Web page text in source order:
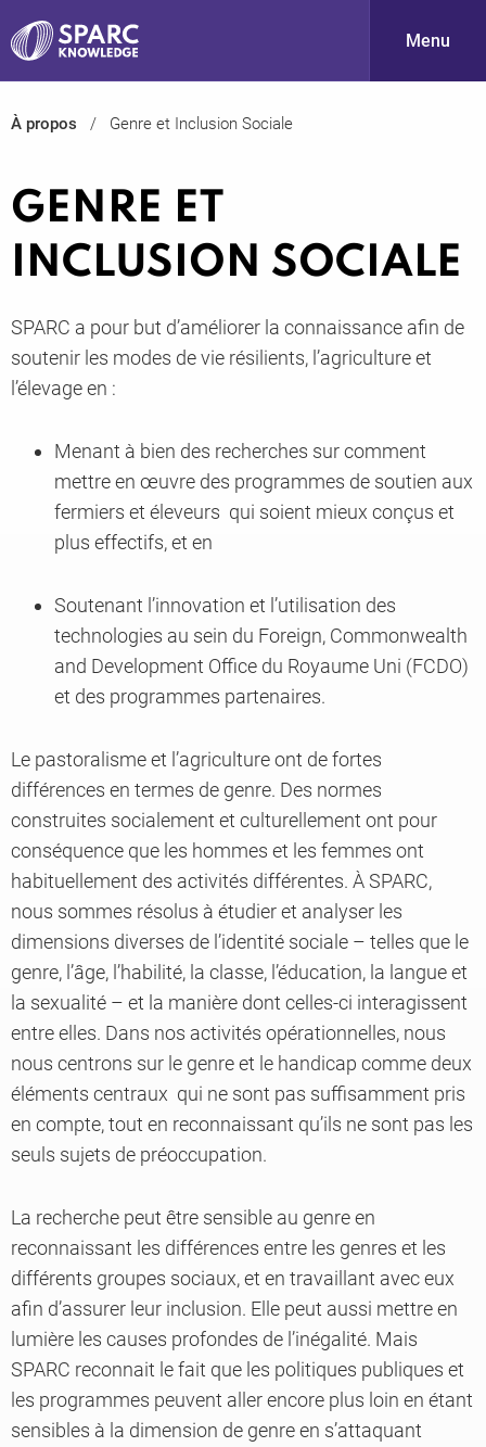
S
Menu
À propos Genre et Inclusion Sociale
GENRE ET
INCLUSION SOCIALE
SPARC a pour but d’améliorer la connaissance afin de
soutenir les modes de vie résilients, l’agriculture et
l’élevage en :
Menant à bien des recherches sur comment
mettre en œuvre des programmes de soutien aux
fermiers et éleveurs qui soient mieux conçus et
plus effectifs, et en
Soutenant l’innovation et l’utilisation des
technologies au sein du Foreign, Commonwealth
and Development Office du Royaume Uni (FCDO)
et des programmes partenaires.
Le pastoralisme et l’agriculture ont de fortes
différences en termes de genre. Des normes
construites socialement et culturellement ont pour
conséquence que les hommes et les femmes ont
habituellement des activités différentes. À SPARC,
nous sommes résolus à étudier et analyser les
dimensions diverses de l’identité sociale – telles que le
genre, l’âge, l’habilité, la classe, l’éducation, la langue et
la sexualité – et la manière dont celles-ci interagissent
entre elles. Dans nos activités opérationnelles, nous
nous centrons sur le genre et le handicap comme deux
éléments centraux qui ne sont pas suffisamment pris
en compte, tout en reconnaissant qu’ils ne sont pas les
seuls sujets de préoccupation.
La recherche peut être sensible au genre en
reconnaissant les différences entre les genres et les
différents groupes sociaux, et en travaillant avec eux
afin d’assurer leur inclusion. Elle peut aussi mettre en
lumière les causes profondes de l’inégalité. Mais
SPARC reconnait le fait que les politiques publiques et
les programmes peuvent aller encore plus loin en étant
sensibles à la dimension de genre en s’attaquant